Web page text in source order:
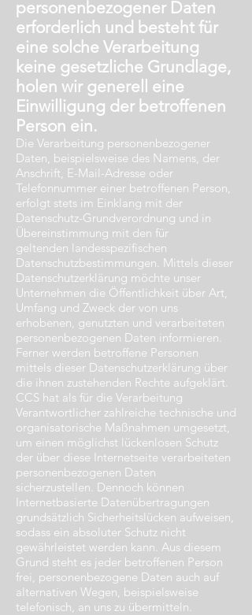
personenbezogener Daten
erforderlich und besteht für
eine solche Verarbeitung
keine gesetzliche Grundlage,
holen wir generell eine
Einwilligung der betroffenen
Person ein.
Die Verarbeitung personenbezogener
Daten, beispielsweise des Namens, der
Anschrift, E-Mail-Adresse oder
Telefonnummer einer betroffenen Person,
erfolgt stets im Einklang mit der
Datenschutz-Grundverordnung und in
Übereinstimmung mit den für
geltenden landesspezifischen
Datenschutzbestimmungen. Mittels dieser
Datenschutzerklärung möchte unser
Unternehmen die Öffentlichkeit über Art,
Umfang und Zweck der von uns
erhobenen, genutzten und verarbeiteten
personenbezogenen Daten informieren.
Ferner werden betroffene Personen
mittels dieser Datenschutzerklärung über
die ihnen zustehenden Rechte aufgeklärt.
CCS hat als für die Verarbeitung
Verantwortlicher zahlreiche technische und
organisatorische Maßnahmen umgesetzt,
um einen möglichst lückenlosen Schutz
der über diese Internetseite verarbeiteten
personenbezogenen Daten
sicherzustellen. Dennoch können
Internetbasierte Datenübertragungen
grundsätzlich Sicherheitslücken aufweisen,
sodass ein absoluter Schutz nicht
gewährleistet werden kann. Aus diesem
Grund steht es jeder betroffenen Person
frei, personenbezogene Daten auch auf
alternativen Wegen, beispielsweise
telefonisch, an uns zu übermitteln.